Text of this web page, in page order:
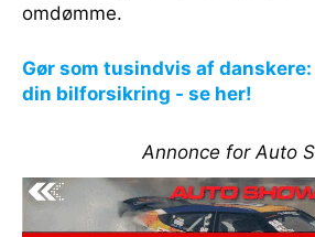
omdømme.
Gør som tusindvis af danskere:
din bilforsikring - se her!
Annonce for Auto